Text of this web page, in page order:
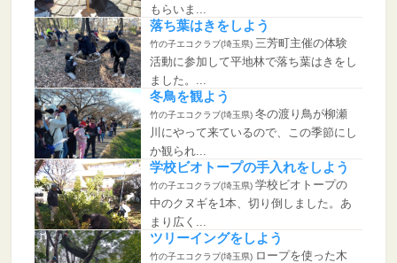
もらいま...
落ち葉はきをしよう
竹の子エコクラブ(埼玉県) 三芳町主催の体験
活動に参加して平地林で落ち葉はきをし
ました。...
冬鳥を観よう
竹の子エコクラブ(埼玉県) 冬の渡り鳥が柳瀬
川にやって来ているので、この季節にし
か観られ...
学校ビオトープの手入れをしよう
竹の子エコクラブ(埼玉県) 学校ビオトープの
中のクヌギを1本、切り倒しました。あ
まり広く...
ツリーイングをしよう
竹の子エコクラブ(埼玉県) ロープを使った木